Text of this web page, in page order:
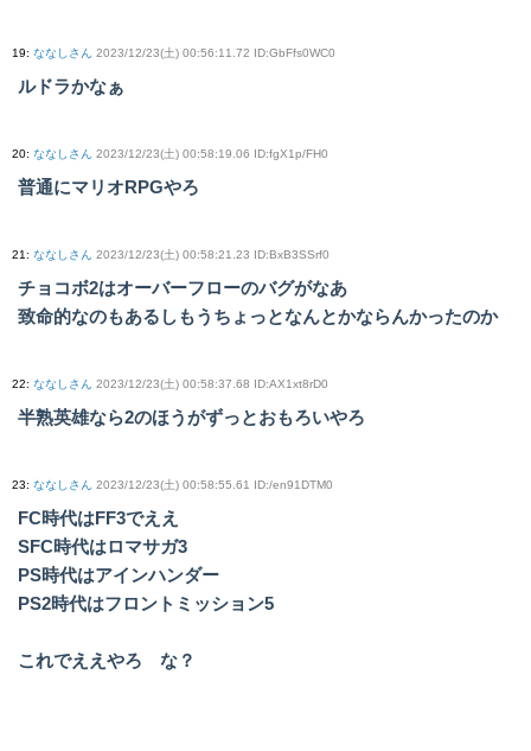
19: ななしさん 2023/12/23(土) 00:56:11.72 ID:GbFfs0WC0
ルドラかなぁ
20: ななしさん 2023/12/23(土) 00:58:19.06 ID:fgX1p/FH0
普通にマリオRPGやろ
21: ななしさん 2023/12/23(土) 00:58:21.23 ID:BxB3SSrf0
チョコボ2はオーバーフローのバグがなあ
致命的なのもあるしもうちょっとなんとかならんかったのか
22: ななしさん 2023/12/23(土) 00:58:37.68 ID:AX1xt8rD0
半熟英雄なら2のほうがずっとおもろいやろ
23: ななしさん 2023/12/23(土) 00:58:55.61 ID:/en91DTM0
FC時代はFF3でええ
SFC時代はロマサガ3
PS時代はアインハンダー
PS2時代はフロントミッション5
これでええやろ な？